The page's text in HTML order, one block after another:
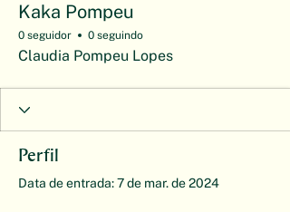
Kaka Pompeu
0 seguidor 0 seguindo
Claudia Pompeu Lopes
Perfil
Data de entrada: 7 de mar. de 2024